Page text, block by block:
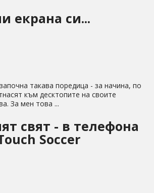
екрана си...
такава поредица - за начина, по
към десктопите на своите
За мен това ...
свят - в телефона
Soccer